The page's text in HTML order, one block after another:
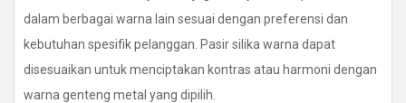
dalam berbagai warna lain sesuai dengan preferensi dan
kebutuhan spesifik pelanggan. Pasir silika warna dapat
disesuaikan untuk menciptakan kontras atau harmoni dengan
warna genteng metal yang dipilih.